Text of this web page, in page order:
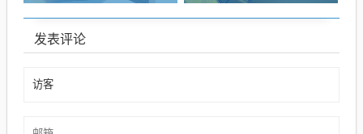
发表评论